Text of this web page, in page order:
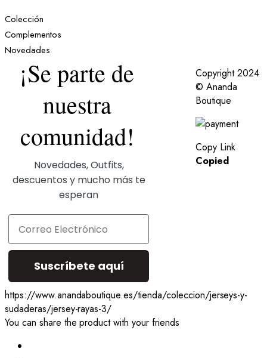
Colección
Complementos
Novedades
¡Se parte de
nuestra
comunidad!
Novedades, Outfits,
descuentos y mucho más te
esperan
Correo Electrónico
Suscríbete aquí
Copyright 2024
© Ananda
Boutique
Copy Link
Copied
https://www.anandaboutique.es/tienda/coleccion/jerseys-y-
sudaderas/jersey-rayas-3/
You can share the product with your friends